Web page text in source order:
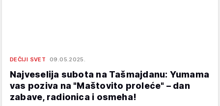
DEČIJI SVET 09.05.2025.
Najveselija subota na Tašmajdanu: Yumama
vas poziva na "Maštovito proleće" – dan
zabave, radionica i osmeha!